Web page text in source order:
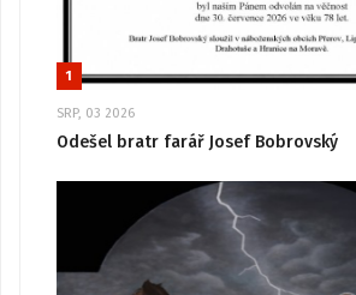
1
SRP, 03 2026
Odešel bratr farář Josef Bobrovský